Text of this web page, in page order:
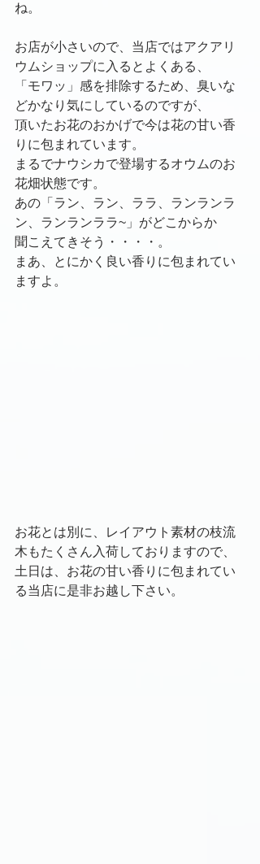
ね。
お店が小さいので、当店ではアクアリ
ウムショップに入るとよくある、
「モワッ」感を排除するため、臭いな
どかなり気にしているのですが、
頂いたお花のおかげで今は花の甘い香
りに包まれています。
まるでナウシカで登場するオウムのお
花畑状態です。
あの「ラン、ラン、ララ、ランランラ
ン、ランランララ~」がどこからか
聞こえてきそう・・・・。
まあ、とにかく良い香りに包まれてい
ますよ。
お花とは別に、レイアウト素材の枝流
木もたくさん入荷しておりますので、
土日は、お花の甘い香りに包まれてい
る当店に是非お越し下さい。